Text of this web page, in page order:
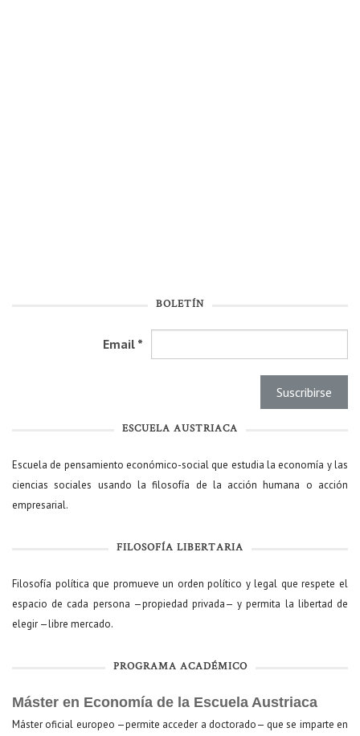
BOLETÍN
Email *
ESCUELA AUSTRIACA
Escuela de pensamiento económico-social que estudia la economía y las
ciencias sociales usando la filosofía de la acción humana o acción
empresarial.
FILOSOFÍA LIBERTARIA
Filosofía política que promueve un orden político y legal que respete el
espacio de cada persona —propiedad privada— y permita la libertad de
elegir —libre mercado.
PROGRAMA ACADÉMICO
Máster en Economía de la Escuela Austriaca
Máster oficial europeo —permite acceder a doctorado— que se imparte en